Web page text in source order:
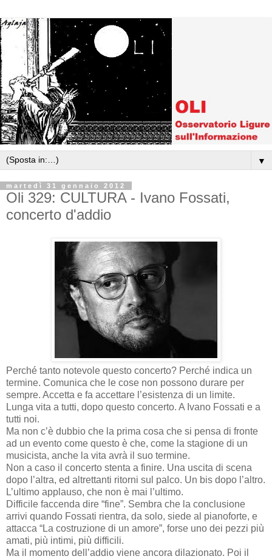
▼
martedì 31 gennaio 2012
Oli 329: CULTURA - Ivano Fossati,
concerto d'addio
Perché tanto notevole questo concerto? Perché indica un
termine. Comunica che le cose non possono durare per
sempre. Accetta e fa accettare l’esistenza di un limite.
Lunga vita a tutti, dopo questo concerto. A Ivano Fossati e a
tutti noi.
Ma non c’è dubbio che la prima cosa che si pensa di fronte
ad un evento come questo è che, come la stagione di un
musicista, anche la vita avrà il suo termine.
Non a caso il concerto stenta a finire. Una uscita di scena
dopo l’altra, ed altrettanti ritorni sul palco. Un bis dopo l’altro.
L’ultimo applauso, che non è mai l’ultimo.
Difficile faccenda dire “fine”. Sembra che la conclusione
arrivi quando Fossati rientra, da solo, siede al pianoforte, e
attacca “La costruzione di un amore”, forse uno dei pezzi più
amati, più intimi, più difficili.
Ma il momento dell’addio viene ancora dilazionato. Poi il